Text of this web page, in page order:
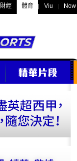
財經 體育 Viu